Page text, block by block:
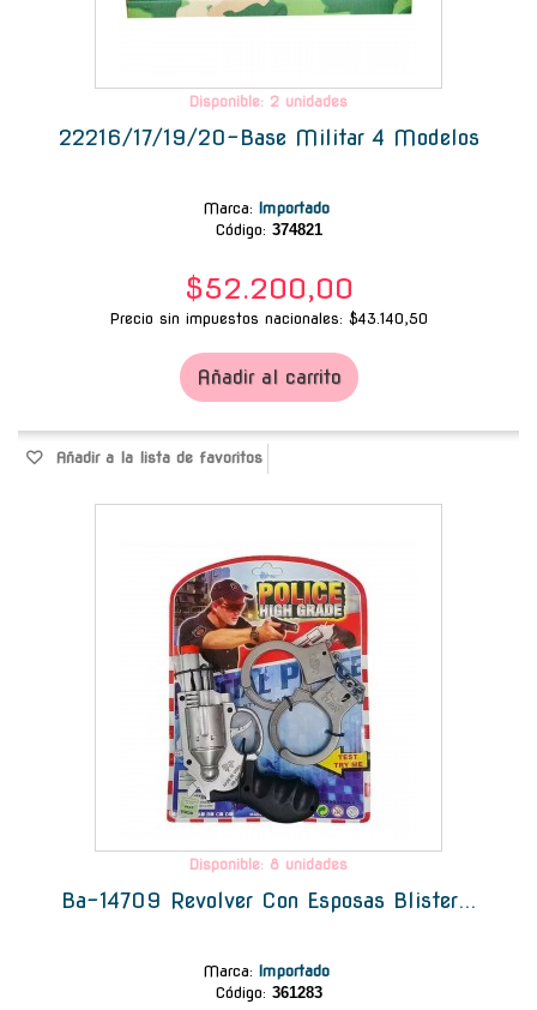
Disponible: 2 unidades
22216/17/19/20-Base Militar 4 Modelos
Marca: Importado
Código: 374821
$52.200,00
Precio sin impuestos nacionales: $43.140,50
Añadir al carrito
Añadir a la lista de favoritos
Disponible: 8 unidades
Ba-14709 Revolver Con Esposas Blister...
Marca: Importado
Código: 361283